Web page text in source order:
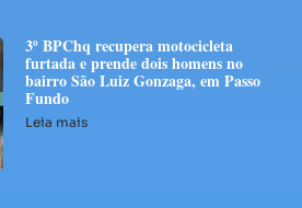
3º BPChq recupera motocicleta
furtada e prende dois homens no
bairro São Luiz Gonzaga, em Passo
Fundo
Leia mais